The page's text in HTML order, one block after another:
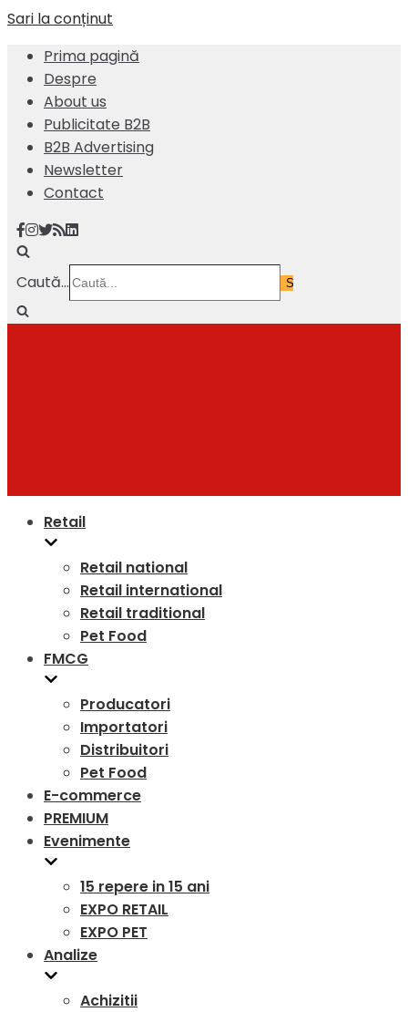
Sari la conținut
Prima pagină
Despre
About us
Publicitate B2B
B2B Advertising
Newsletter
Contact
Caută...
Retail
Retail national
Retail international
Retail traditional
Pet Food
FMCG
Producatori
Importatori
Distribuitori
Pet Food
E-commerce
PREMIUM
Evenimente
15 repere in 15 ani
EXPO RETAIL
EXPO PET
Analize
Achizitii